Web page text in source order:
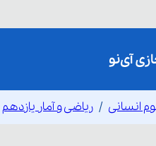
انسانی ریاضی و آمار یازدهم